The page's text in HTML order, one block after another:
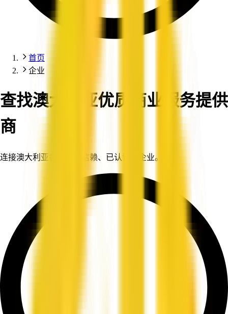
首页
企业
查找澳大利亚优质商业服务提供
商
连接澳大利亚各地值得信赖、已认证的企业。